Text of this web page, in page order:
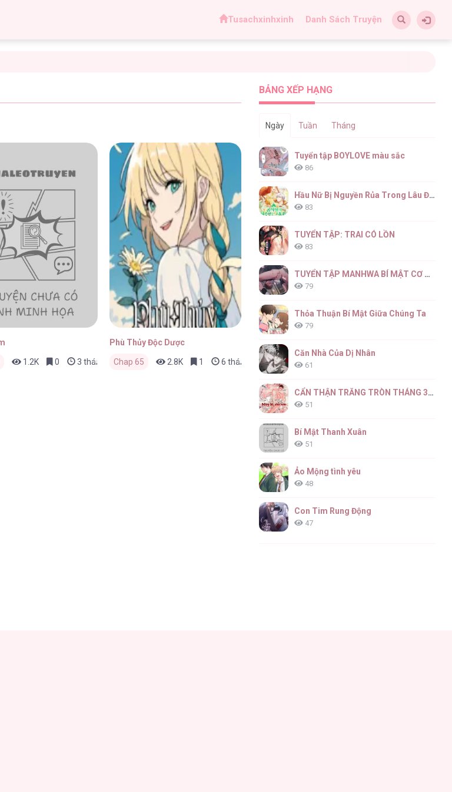
Tusachxinhxinh Danh Sách Truyện
1.2K 0 3 tháng trước
Phù Thủy Độc Dược
Chap 65 2.8K 1 6 tháng trước
BẢNG XẾP HẠNG
Ngày Tuần Tháng
Tuyển tập BOYLOVE màu sắc
86
Hầu Nữ Bị Nguyền Rủa Trong Lâu Đài Của Công Tước
83
TUYỂN TẬP: TRAI CÓ LỒN
83
TUYỂN TẬP MANHWA BÍ MẬT CƠ THỂ
79
Thỏa Thuận Bí Mật Giữa Chúng Ta
79
Căn Nhà Của Dị Nhân
61
CẨN THẬN TRĂNG TRÒN THÁNG 3 ĐẤY
51
Bí Mật Thanh Xuân
51
Ảo Mộng tình yêu
48
Con Tim Rung Động
47